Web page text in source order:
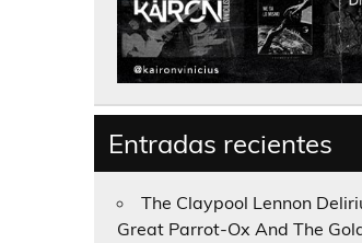
Entradas recientes
The Claypool Lennon
Great Parrot-Ox And The